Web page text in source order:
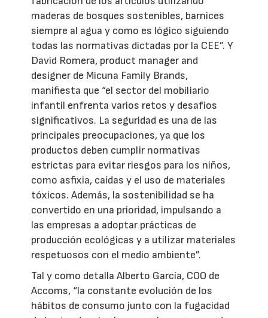
maderas de bosques sostenibles, barnices
siempre al agua y como es lógico siguiendo
todas las normativas dictadas por la CEE”. Y
David Romera, product manager and
designer de Micuna Family Brands,
manifiesta que “el sector del mobiliario
infantil enfrenta varios retos y desafíos
significativos. La seguridad es una de las
principales preocupaciones, ya que los
productos deben cumplir normativas
estrictas para evitar riesgos para los niños,
como asfixia, caídas y el uso de materiales
tóxicos. Además, la sostenibilidad se ha
convertido en una prioridad, impulsando a
las empresas a adoptar prácticas de
producción ecológicas y a utilizar materiales
respetuosos con el medio ambiente”.
Tal y como detalla Alberto García, COO de
Accoms, “la constante evolución de los
hábitos de consumo junto con la fugacidad